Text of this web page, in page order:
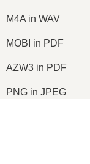
M4A in WAV
MOBI in PDF
AZW3 in PDF
PNG in JPEG